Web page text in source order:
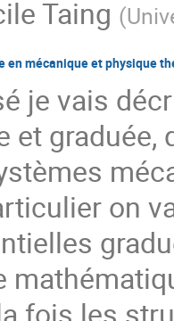
Taing (
en mécanique et physique
je vais
et
on